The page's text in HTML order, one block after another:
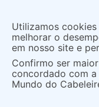
As ofertas
acordo
O que você
Utilizamos
melhorar o
em nosso site e
Confirmo ser
concordado com a
Mundo do